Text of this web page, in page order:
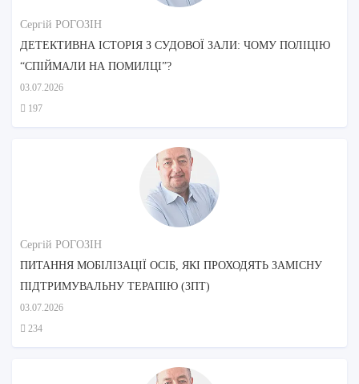
Сергій РОГОЗІН
ДЕТЕКТИВНА ІСТОРІЯ З СУДОВОЇ ЗАЛИ: ЧОМУ ПОЛІЦІЮ
“СПІЙМАЛИ НА ПОМИЛЦІ”?
03.07.2026
197
Сергій РОГОЗІН
ПИТАННЯ МОБІЛІЗАЦІЇ ОСІБ, ЯКІ ПРОХОДЯТЬ ЗАМІСНУ
ПІДТРИМУВАЛЬНУ ТЕРАПІЮ (ЗПТ)
03.07.2026
234